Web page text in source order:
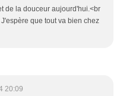
de la douceur aujourd'hui.<br
que tout va bien chez
20:09